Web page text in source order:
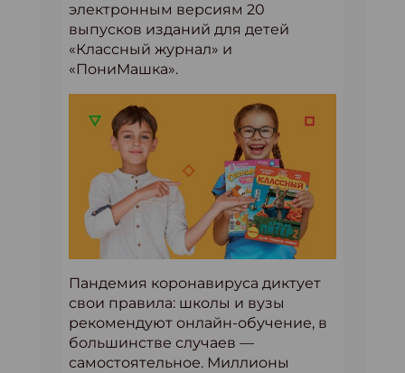
электронным версиям 20
выпусков изданий для детей
«Классный журнал» и
«ПониМашка».
Пандемия коронавируса диктует
свои правила: школы и вузы
рекомендуют онлайн-обучение, в
большинстве случаев —
самостоятельное. Миллионы